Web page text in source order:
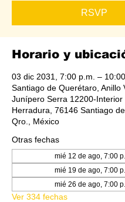
RSVP
Horario y
03 dic 2031, 7:00 p.m. – 10:00
Santiago de Querétaro, Anillo
Junípero Serra 12200-Interior
Herradura, 76146 Santiago
Qro., México
Otras fechas
mié 12 de ago, 7:00
mié 19 de ago, 7:00
mié 26 de ago, 7:00
Ver 334 fechas